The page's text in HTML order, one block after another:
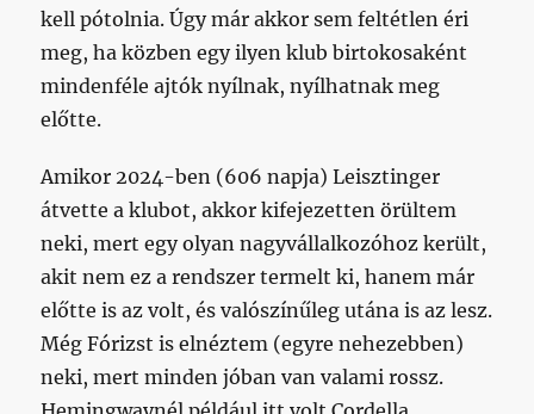
kell pótolnia. Úgy már akkor sem feltétlen éri
meg, ha közben egy ilyen klub birtokosaként
mindenféle ajtók nyílnak, nyílhatnak meg
előtte.
Amikor 2024-ben (606 napja) Leisztinger
átvette a klubot, akkor kifejezetten örültem
neki, mert egy olyan nagyvállalkozóhoz került,
akit nem ez a rendszer termelt ki, hanem már
előtte is az volt, és valószínűleg utána is az lesz.
Még Fórizst is elnéztem (egyre nehezebben)
neki, mert minden jóban van valami rossz.